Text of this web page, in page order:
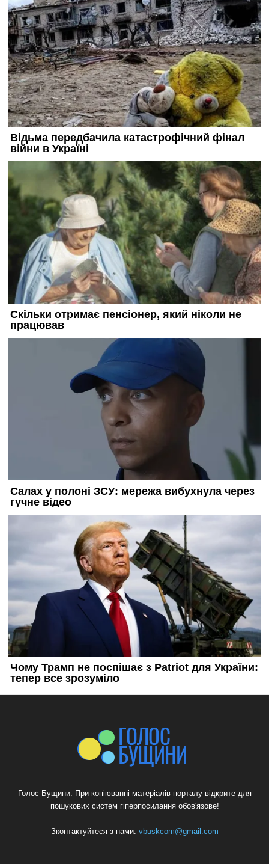
Голос Бущини. При копіюванні матеріалів порталу відкрите для
пошукових систем гіперпосилання обов'язове!
Зконтактуйтеся з нами: vbuskcom@gmail.com